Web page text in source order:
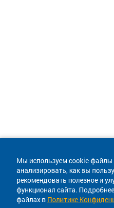
Мы используем cookie-файлы
анализировать, как вы
рекомендовать полезное и
функционал сайта.
файлах в Политике
Техническая
8 800 600-